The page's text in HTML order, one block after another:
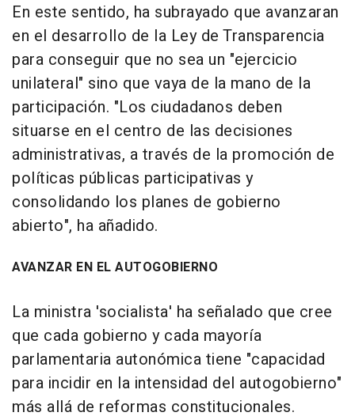
En este sentido, ha subrayado que avanzaran
en el desarrollo de la Ley de Transparencia
para conseguir que no sea un "ejercicio
unilateral" sino que vaya de la mano de la
participación. "Los ciudadanos deben
situarse en el centro de las decisiones
administrativas, a través de la promoción de
políticas públicas participativas y
consolidando los planes de gobierno
abierto", ha añadido.
AVANZAR EN EL AUTOGOBIERNO
La ministra 'socialista' ha señalado que cree
que cada gobierno y cada mayoría
parlamentaria autonómica tiene "capacidad
para incidir en la intensidad del autogobierno"
más allá de reformas constitucionales.